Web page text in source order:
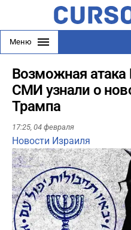
Меню
Возможная атака
СМИ узнали о
Трампа
17:25, 04 февраля
Новости Израиля